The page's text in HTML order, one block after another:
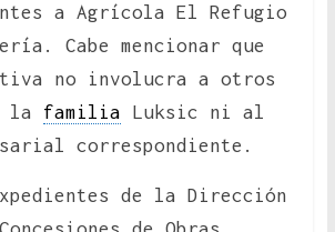
a Agrícola El Refugio
Cabe mencionar que
no involucra a otros
la familia Luksic ni al
correspondiente.
de la Dirección